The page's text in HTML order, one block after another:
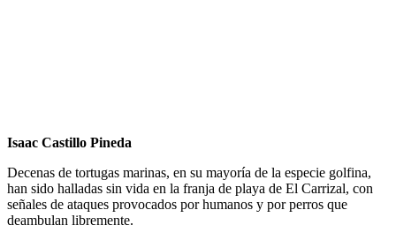
Isaac Castillo Pineda
Decenas de tortugas marinas, en su mayoría de la especie golfina,
han sido halladas sin vida en la franja de playa de El Carrizal, con
señales de ataques provocados por humanos y por perros que
deambulan libremente.